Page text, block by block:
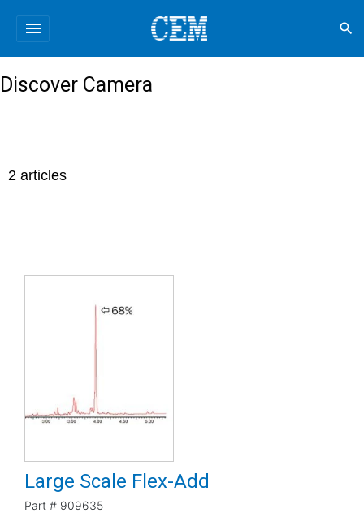
menu search
Discover Camera
2 articles
Large Scale Flex-Add
Part # 909635